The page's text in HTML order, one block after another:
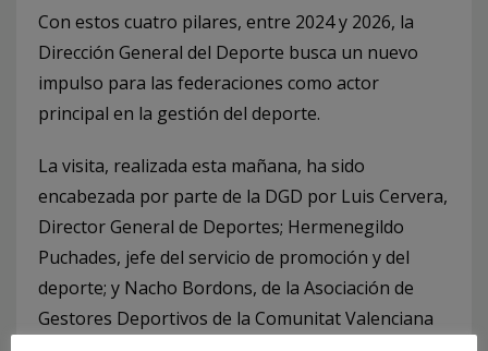
Con estos cuatro pilares, entre 2024 y 2026, la
Dirección General del Deporte busca un nuevo
impulso para las federaciones como actor
principal en la gestión del deporte.
La visita, realizada esta mañana, ha sido
encabezada por parte de la DGD por Luis Cervera,
Director General de Deportes; Hermenegildo
Puchades, jefe del servicio de promoción y del
deporte; y Nacho Bordons, de la Asociación de
Gestores Deportivos de la Comunitat Valenciana